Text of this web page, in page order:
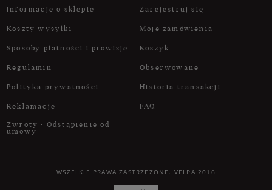
Informacje o sklepie
Koszty wysyłki
Sposoby płatności i prowizje
Regulamin
Polityka prywatności
Reklamacje
Zwroty - Odstąpienie od
umowy
Zarejestruj się
Moje zamówienia
Koszyk
Obserwowane
Historia transakcji
FAQ
WSZELKIE PRAWA ZASTRZEŻONE. VELPA 2016